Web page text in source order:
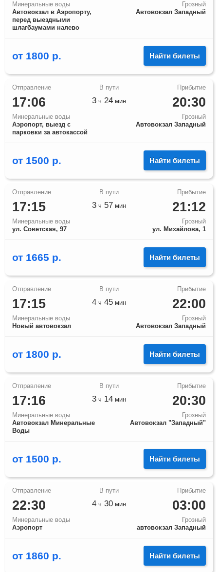
Минеральные воды
Автовокзал в Аэропорту,
перед выездными
шлагбаумами налево
Грозный
Автовокзал Западный
от 1800 р. Найти билеты
17:06
Минеральные воды
Аэропорт, выезд с
парковки за автокассой
20:30
Грозный
Автовокзал Западный
3 ч 24 мин
от 1500 р. Найти билеты
17:15
Минеральные воды
ул. Советская, 97
21:12
Грозный
ул. Михайлова, 1
3 ч 57 мин
от 1665 р. Найти билеты
17:15
Минеральные воды
Новый автовокзал
22:00
Грозный
Автовокзал Западный
4 ч 45 мин
от 1800 р. Найти билеты
17:16
Минеральные воды
Автовокзал Минеральные
Воды
20:30
Грозный
Автовокзал "Западный"
3 ч 14 мин
от 1500 р. Найти билеты
22:30
Минеральные воды
Аэропорт
03:00
Грозный
автовокзал Западный
4 ч 30 мин
от 1860 р. Найти билеты